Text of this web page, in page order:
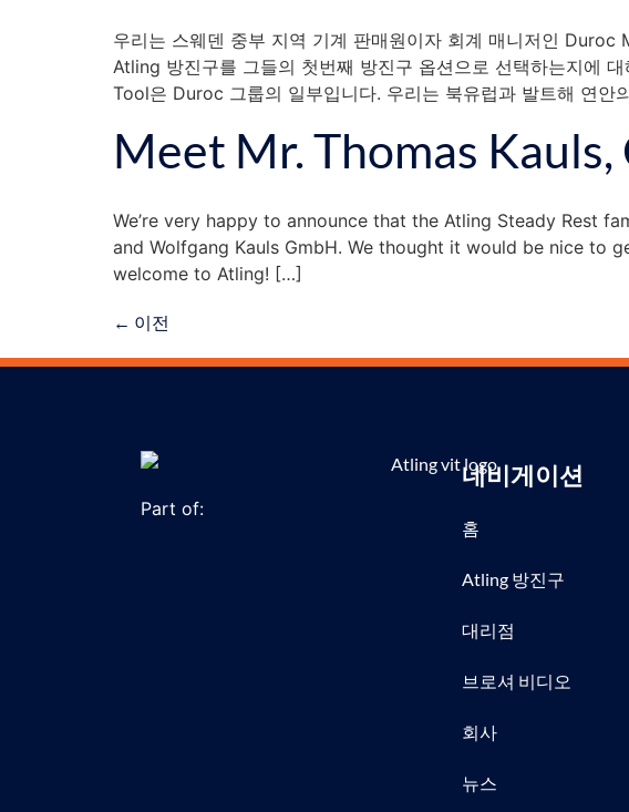
우리는 스웨덴 중부 지역 기계 판매원이자 회계 매니저인
Atling 방진구를 그들의 첫번째 방진구 옵션으로 선택하는지에
Tool은 Duroc 그룹의 일부입니다. 우리는 북유럽과 발트해 연
Meet Mr. Thomas
We’re very happy to announce that the Atling Steady Rest
and Wolfgang Kauls GmbH. We thought it would be nice to
welcome to Atling! […]
← 이전
Part of:
네비게이션
홈
Atling 방진구
대리점
브로셔 비디오
회사
뉴스